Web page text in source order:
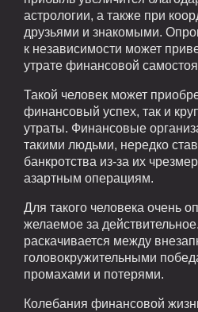
астрологии, а также при
друзьями и знакомыми.
к независимости может
утрате финансовой
Такой человек может
финансовый успех, так и
утраты. Финансовые
такими людьми, нередко
банкротства из-за их
азартным операциям.
Для такого человека очень
желаемое за
раскачивается между
головокружительными
промахами и потерями.
Колебания финансовой